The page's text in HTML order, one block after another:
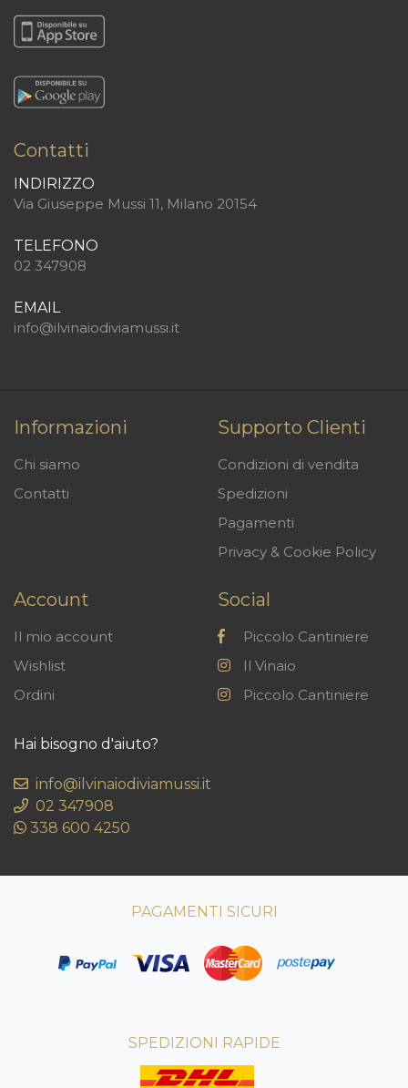
Contatti
INDIRIZZO
Via Giuseppe Mussi 11, Milano 20154
TELEFONO
02 347908
EMAIL
info@ilvinaiodiviamussi.it
Informazioni
Chi siamo
Contatti
Supporto Clienti
Condizioni di vendita
Spedizioni
Pagamenti
Privacy & Cookie Policy
Account
Il mio account
Wishlist
Ordini
Social
Piccolo Cantiniere
Il Vinaio
Piccolo Cantiniere
Hai bisogno d'aiuto?
info@ilvinaiodiviamussi.it
02 347908
338 600 4250
PAGAMENTI SICURI
SPEDIZIONI RAPIDE